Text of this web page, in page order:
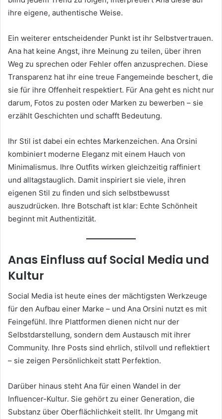
ihre eigene, authentische Weise.
Ein weiterer entscheidender Punkt ist ihr Selbstvertrauen.
Ana hat keine Angst, ihre Meinung zu teilen, über ihren
Weg zu sprechen oder Fehler offen anzusprechen. Diese
Transparenz hat ihr eine treue Fangemeinde beschert, die
sie für ihre Offenheit respektiert. Für Ana geht es nicht nur
darum, Fotos zu posten oder Marken zu bewerben – sie
erzählt Geschichten und schafft Bedeutung.
Ihr Stil ist dabei ein echtes Markenzeichen. Ana Orsini
kombiniert moderne Eleganz mit einem Hauch von
Minimalismus. Ihre Outfits wirken gleichzeitig raffiniert
und alltagstauglich. Damit inspiriert sie viele, ihren
eigenen Stil zu finden und sich selbstbewusst
auszudrücken. Ihre Botschaft ist klar: Echte Schönheit
beginnt mit Authentizität.
Anas Einfluss auf Social Media und
Kultur
Social Media ist heute eines der mächtigsten Werkzeuge
für den Aufbau einer Marke – und Ana Orsini nutzt es mit
Feingefühl. Ihre Plattformen dienen nicht nur der
Selbstdarstellung, sondern dem Austausch mit ihrer
Community. Ihre Posts sind ehrlich, stilvoll und reflektiert
– sie zeigen Persönlichkeit statt Perfektion.
Darüber hinaus steht Ana für einen Wandel in der
Influencer-Kultur. Sie gehört zu einer Generation, die
Substanz über Oberflächlichkeit stellt. Ihr Umgang mit